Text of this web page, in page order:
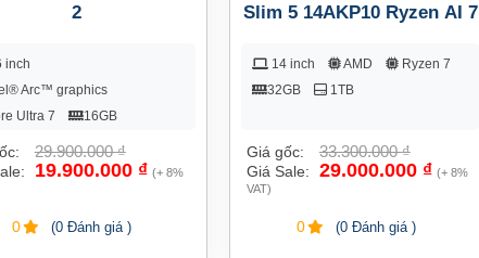
2
inch
Arc™ graphics
Ultra 7
16GB
29.900.000₫
19.900.000 ₫ (+ 8%
0 (0 Đánh giá )
Slim 5 14AKP10 Ryzen AI 7
14 inch AMD
Ryzen 7
32GB
1TB
Giá gốc: 33.300.000₫
Giá Sale: 29.000.000 ₫ (+ 8%
VAT)
0 (0 Đánh giá )